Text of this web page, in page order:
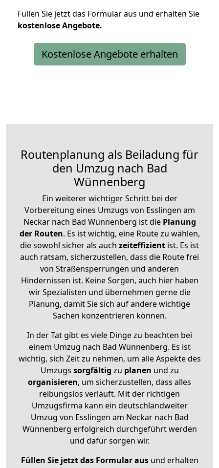
Füllen Sie jetzt das Formular aus und erhalten Sie
kostenloseAngebote.
Kostenlose Angebote erhalten
Routenplanung als Beiladung für
den Umzug nach Bad
Wünnenberg
Ein weiterer wichtiger Schritt bei der
Vorbereitung eines Umzugs von Esslingen am
Neckar nach Bad Wünnenberg ist diePlanung
der Routen. Es ist wichtig, eine Route zu wählen,
die sowohl sicher als auch zeiteffizient ist. Es ist
auch ratsam, sicherzustellen, dass die Route frei
von Straßensperrungen und anderen
Hindernissen ist. Keine Sorgen, auch hier haben
wir Spezialisten und übernehmen gerne die
Planung, damit Sie sich auf andere wichtige
Sachen konzentrieren können.
In der Tat gibt es viele Dinge zu beachten bei
einem Umzug nach Bad Wünnenberg. Es ist
wichtig, sich Zeit zu nehmen, um alle Aspekte des
Umzugs sorgfältig zu planen und zu
organisieren, um sicherzustellen, dass alles
reibungslos verläuft. Mit der richtigen
Umzugsfirma kann ein deutschlandweiter
Umzug von Esslingen am Neckar nach Bad
Wünnenberg erfolgreich durchgeführt werden
und dafür sorgen wir.
Füllen Sie jetzt das Formular ausund erhalten